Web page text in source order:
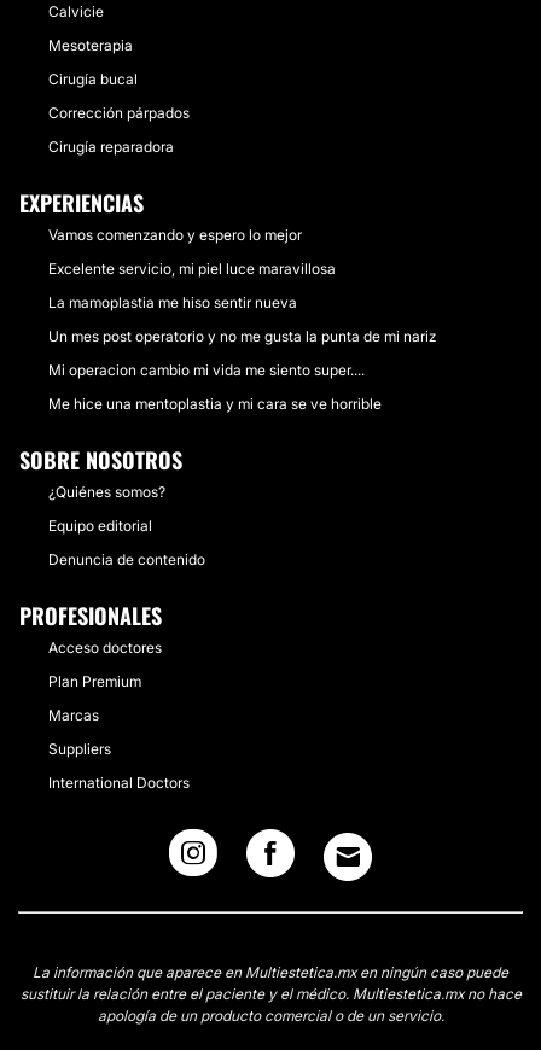
Calvicie
Mesoterapia
Cirugía bucal
Corrección párpados
Cirugía reparadora
EXPERIENCIAS
Vamos comenzando y espero lo mejor
Excelente servicio, mi piel luce maravillosa
La mamoplastia me hiso sentir nueva
Un mes post operatorio y no me gusta la punta de mi nariz
Mi operacion cambio mi vida me siento super....
Me hice una mentoplastia y mi cara se ve horrible
SOBRE NOSOTROS
¿Quiénes somos?
Equipo editorial
Denuncia de contenido
PROFESIONALES
Acceso doctores
Plan Premium
Marcas
Suppliers
International Doctors
La información que aparece en Multiestetica.mx en ningún caso puede
sustituir la relación entre el paciente y el médico. Multiestetica.mx no hace
apología de un producto comercial o de un servicio.